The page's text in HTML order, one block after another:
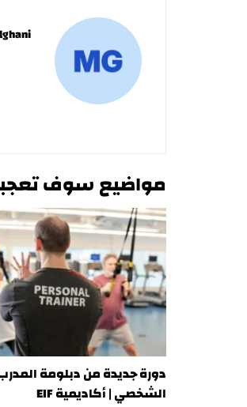
مواضيع سوف
دورة جديدة من دبلومة
الشخصي | أكاديمية EIF